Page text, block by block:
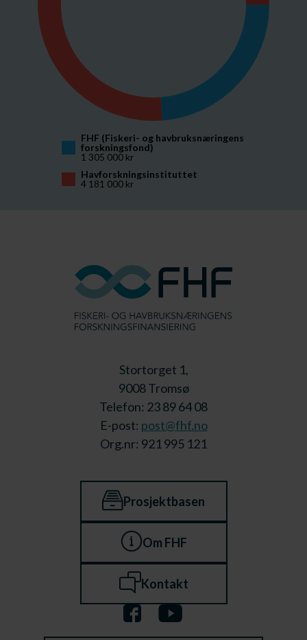
FHF (Fiskeri- og havbruksnæringens
forskningsfond)
1 305 000 kr
Havforskningsinstituttet
4 181 000 kr
Stortorget 1,
9008 Tromsø
Telefon: 23 89 64 08
E-post: post@fhf.no
Org.nr: 921 995 121
Prosjektbasen
Om FHF
Kontakt